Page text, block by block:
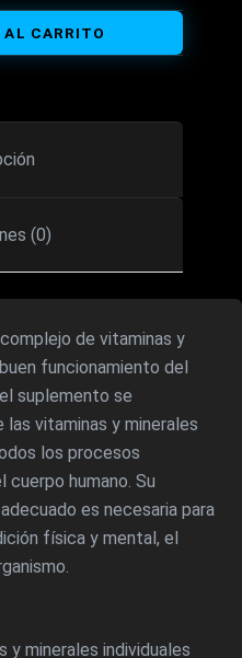
AL CARRITO
(0)
de vitaminas y
funcionamiento del
suplemento se
vitaminas y minerales
los procesos
cuerpo humano. Su
es necesaria para
física y mental, el
y minerales individuales